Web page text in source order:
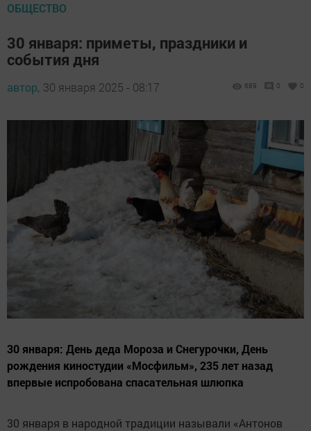
ОБЩЕСТВО
30 января: приметы, праздники и
события дня
автор, 30 января 2025 - 08:17 689 0 0
30 января: День деда Мороза и Снегурочки, День
рождения киностудии «Мосфильм», 235 лет назад
впервые испробована спасательная шлюпка
30 января в народной традиции называли «Антонов